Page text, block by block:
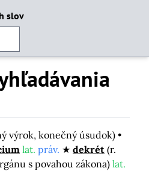
slov
výrok, konečný úsudok)
lat. práv. dekrét (r.
s povahou zákona) lat.